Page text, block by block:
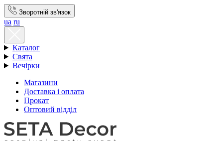
Зворотній зв'язок
ua ru
Каталог
Свята
Вечірки
Магазини
Доставка і оплата
Прокат
Оптовий відділ